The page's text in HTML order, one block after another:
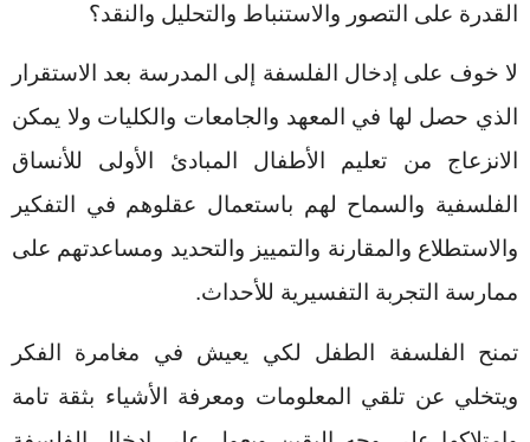
القدرة على التصور والاستنباط والتحليل والنقد؟
لا خوف على إدخال الفلسفة إلى المدرسة بعد الاستقرار
الذي حصل لها في المعهد والجامعات والكليات ولا يمكن
الانزعاج من تعليم الأطفال المبادئ الأولى للأنساق
الفلسفية والسماح لهم باستعمال عقلوهم في التفكير
والاستطلاع والمقارنة والتمييز والتحديد ومساعدتهم على
ممارسة التجربة التفسيرية للأحداث.
تمنح الفلسفة الطفل لكي يعيش في مغامرة الفكر
ويتخلي عن تلقي المعلومات ومعرفة الأشياء بثقة تامة